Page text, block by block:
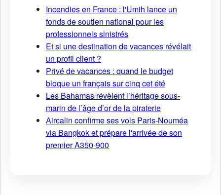
Incendies en France : l'Umih lance un
fonds de soutien national pour les
professionnels sinistrés
Et si une destination de vacances révélait
un profil client ?
Privé de vacances : quand le budget
bloque un français sur cinq cet été
Les Bahamas révèlent l’héritage sous-
marin de l’âge d’or de la piraterie
Aircalin confirme ses vols Paris-Nouméa
via Bangkok et prépare l'arrivée de son
premier A350-900